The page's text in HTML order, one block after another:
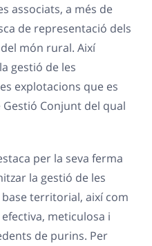
associats, a més de
de representació dels
món rural. Així
gestió de les
explotacions que es
Conjunt del qual
per la seva ferma
la gestió de les
territorial, així com
meticulosa i
de purins. Per